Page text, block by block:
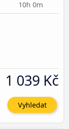
10h 0m
1 039 Kč
Vyhledat